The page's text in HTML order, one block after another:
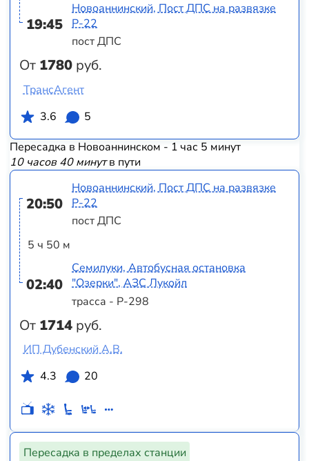
19:45
От 1780 руб.
Новоаннинский, Пост ДПС на развязке
Р-22
пост ДПС
ТрансАгент
3.6
5
Пересадка в Новоаннинском - 1 час 5 минут
10 часов 40 минутв пути
20:50
5 ч 50 м
02:40
От 1714 руб.
Новоаннинский, Пост ДПС на развязке
Р-22
пост ДПС
Семилуки, Автобусная остановка
"Озерки", АЗС Лукойл
трасса - Р-298
ИП Дубенский А.В.
4.3
20
Пересадка в пределах станции